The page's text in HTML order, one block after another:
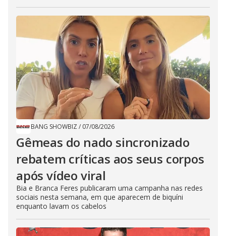
BANG SHOWBIZ / 07/08/2026
Gêmeas do nado sincronizado
rebatem críticas ​a​os seus corpos
após vídeo viral
Bia e Branca Feres publicaram uma campanha nas redes
sociais nesta semana, em que aparecem de biquíni
enquanto lavam os cabelos